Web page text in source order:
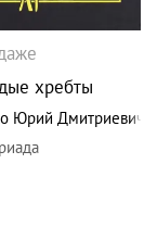
хребты
Юрий Дмитриевич